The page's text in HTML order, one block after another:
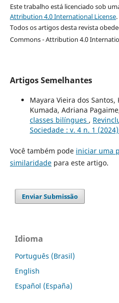
Este trabalho está licenciado sob
Attribution 4.0 International License.
Todos os artigos desta revista
Commons - Attribution 4.0
Artigos Semelhantes
Mayara Vieira dos
Kumada, Adriana
classes bilíngues ,
Sociedade : v. 4 n. 1
Você também pode iniciar uma
similaridadepara este artigo.
Enviar Submissão
Idioma
Português (Brasil)
English
Español (España)